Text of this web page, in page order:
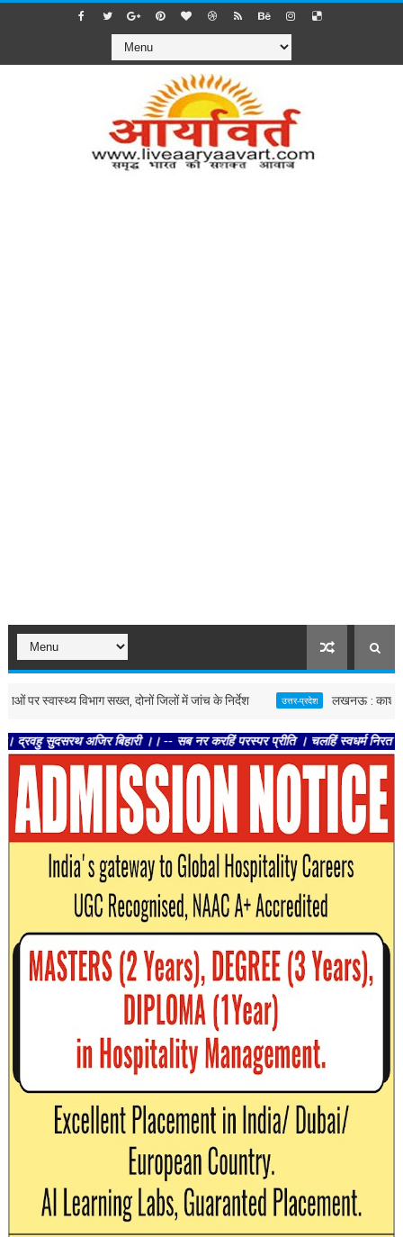
विभाग सख्त, दोनों जिलों में जांच के निर्देश उत्तर-प्रदेश लखनऊ : काशी के
अजिर बिहारी ।। -- सब नर करहिं परस्पर प्रीति । चलहिं स्वधर्म निरत